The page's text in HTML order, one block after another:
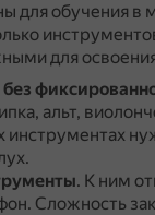
для обучения в
для
альт,
инструментах
. К ним
Сложность